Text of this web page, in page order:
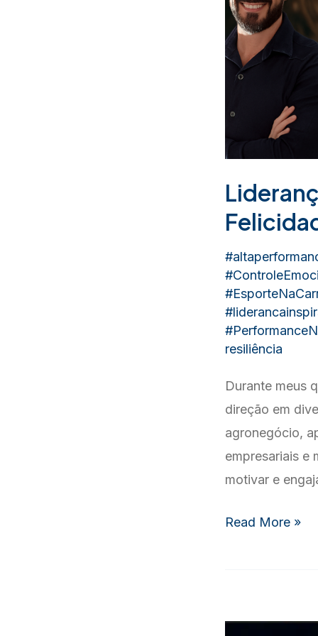
resiliência
Durante meus
direção em
agronegócio,
empresariais e
motivar e
Liderança
Read More »